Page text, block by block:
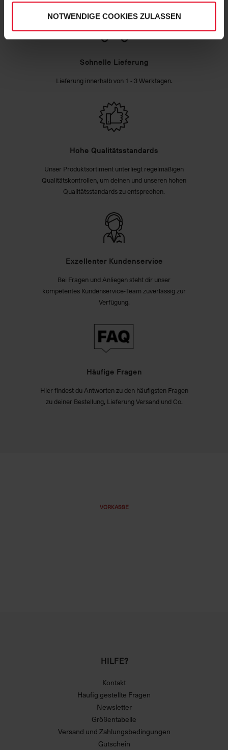
NOTWENDIGE COOKIES ZULASSEN
Schnelle Lieferung
Lieferung innerhalb von 1 - 3 Werktagen.
Hohe Qualitätsstandards
Unser Produktsortiment unterliegt regelmäßigen
Qualitätskontrollen, um deinen und unseren hohen
Qualitätsstandards zu entsprechen.
Exzellenter Kundenservice
Bei Fragen und Anliegen steht dir unser
kompetentes Kundenservice-Team zuverlässig zur
Verfügung.
Häufige Fragen
Hier findest du Antworten zu den häufigsten Fragen
zu deiner Bestellung, Lieferung Versand und Co.
VORKASSE
HILFE?
Kontakt
Häufig gestellte Fragen
Newsletter
Größentabelle
Versand und Zahlungsbedingungen
Gutschein